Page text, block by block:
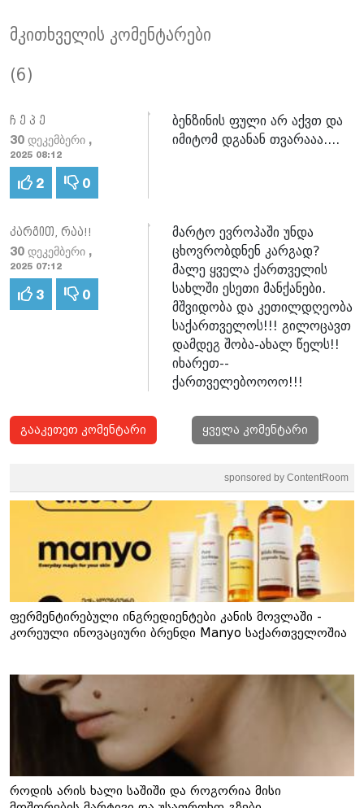
მკითხველის კომენტარები
(6)
ჩ ე პ ე
30 დეკემბერი ,
2025 08:12
2 0
ბენზინის ფული არ აქვთ და
იმიტომ დგანან თვარააა....
კარგით, რაა!!
30 დეკემბერი ,
2025 07:12
3 0
მარტო ევროპაში უნდა
ცხოვრობდნენ კარგად?
მალე ყველა ქართველის
სახლში ესეთი მანქანები.
მშვიდობა და კეთილდღეობა
საქართველოს!!! გილოცავთ
დამდეგ შობა-ახალ წელს!!
იხარეთ--
ქართველებოოოო!!!
გააკეთეთ კომენტარი ყველა კომენტარი
sponsored by ContentRoom
ფერმენტირებული ინგრედიენტები კანის მოვლაში -
კორეული ინოვაციური ბრენდი Manyo საქართველოშია
როდის არის ხალი საშიში და როგორია მისი